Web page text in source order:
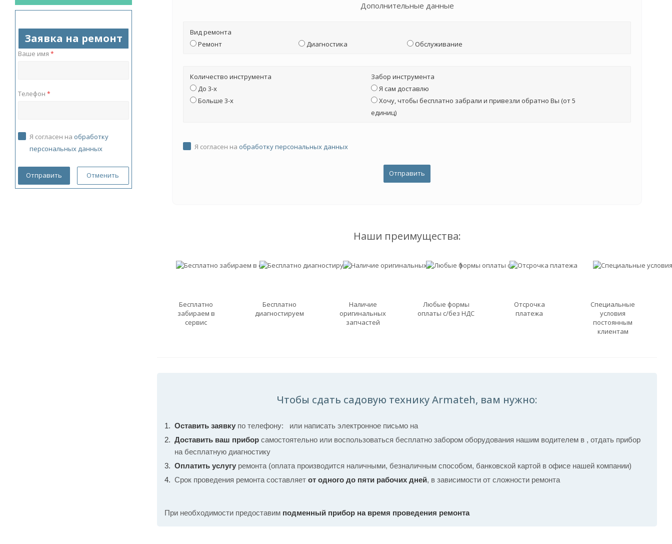
Дополнительные данные
Вид ремонта
Ремонт
Диагностика Обслуживание
Количество инструмента
До 3-х
Больше 3-х
Забор инструмента
Я сам доставлю
Хочу, чтобы бесплатно забрали и привезли обратно Вы (от 5
единиц)
Я согласен на обработку персональных данных
Наши преимущества:
Бесплатно
забираем в
сервис
Бесплатно
диагностируем
Наличие
оригинальных
запчастей
Любые формы
оплаты с/без НДС
Отсрочка
платежа
Специальные
условия
постоянным
клиентам
Чтобы сдать садовую технику Armateh, вам нужно:
Оставить заявку по телефону:
или написать электронное письмо на
Доставить ваш прибор самостоятельно или воспользоваться бесплатно забором оборудования нашим водителем в , отдать прибор
на бесплатную диагностику
Оплатить услугу ремонта (оплата производится наличными, безналичным способом, банковской картой в офисе нашей компании)
Срок проведения ремонта составляет от одного до пяти рабочих дней, в зависимости от сложности ремонта
При необходимости предоставим подменный прибор на время проведения ремонта
Заявка на ремонт
Ваше имя *
Телефон *
Я согласен на обработку
персональных данных
Отменить